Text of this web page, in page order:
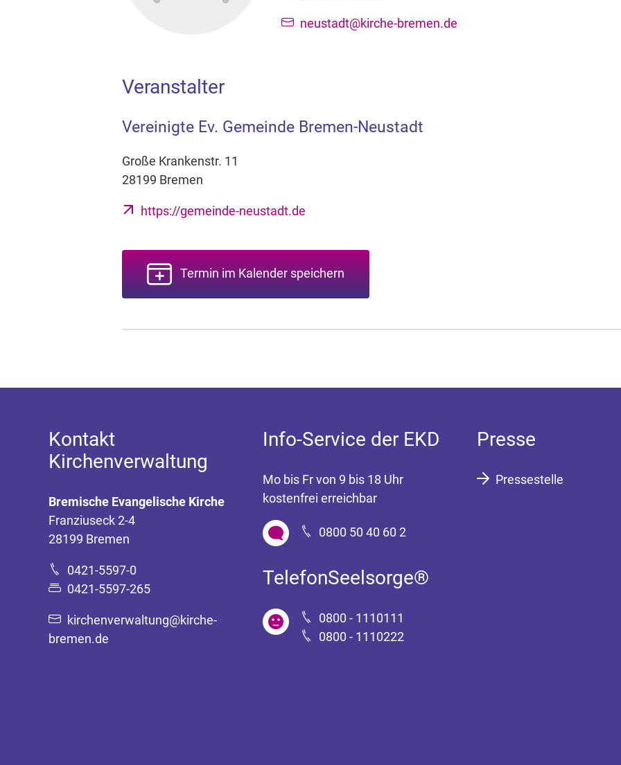
neustadt@kirche-bremen.de
Veranstalter
Vereinigte Ev. Gemeinde Bremen-Neustadt
Große Krankenstr. 11
28199 Bremen
https://gemeinde-neustadt.de
Termin im Kalender speichern
Kontakt
Kirchenverwaltung
Bremische Evangelische Kirche
Franziuseck 2-4
28199 Bremen
0421-5597-0
0421-5597-265
kirchenverwaltung@kirche-
bremen.de
Info-Service der EKD
Mo bis Fr von 9 bis 18 Uhr
kostenfrei erreichbar
0800 50 40 60 2
TelefonSeelsorge®
0800 - 1110111
0800 - 1110222
Presse
Pressestelle